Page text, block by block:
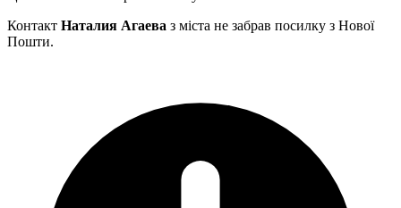
Контакт Наталия Агаева з міста не забрав посилку з Нової
Пошти.